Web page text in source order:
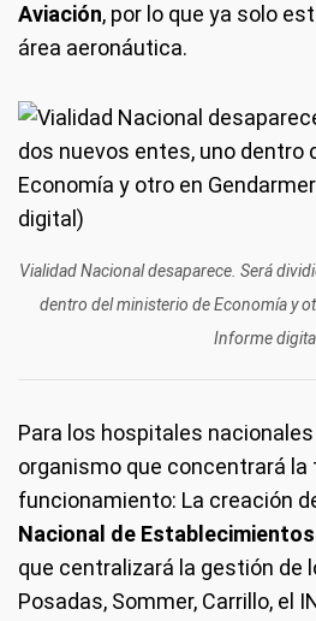
Aviación, por lo que ya solo
área aeronáutica.
Vialidad Nacional desaparece. Será
dentro del ministerio de Economía y
Informe
Para los hospitales
organismo que concentrará la
funcionamiento: La creación
Nacional de
que centralizará la gestión de
Posadas, Sommer, Carrillo, el